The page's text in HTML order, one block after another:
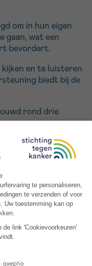
om in hun eigen
gaan, wat een
bevordert.
en te luisteren
biedt bij de
rond drie
rond de
visueel,
zijn of haar eigen
actieve rol kan
en aandachtige
gericht op
van spanningen,